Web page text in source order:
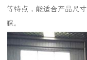
等特点，能适合产品尺
睐。